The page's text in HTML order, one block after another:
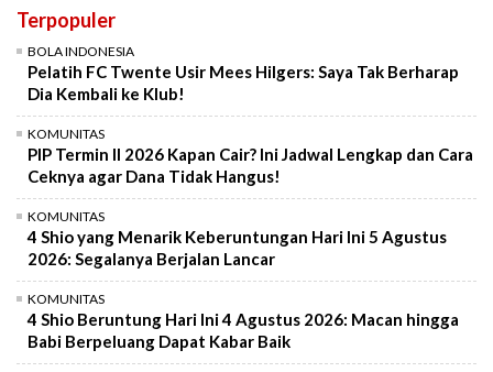
Terpopuler
BOLA INDONESIA
Pelatih FC Twente Usir Mees Hilgers: Saya Tak Berharap
Dia Kembali ke Klub!
KOMUNITAS
PIP Termin II 2026 Kapan Cair? Ini Jadwal Lengkap dan Cara
Ceknya agar Dana Tidak Hangus!
KOMUNITAS
4 Shio yang Menarik Keberuntungan Hari Ini 5 Agustus
2026: Segalanya Berjalan Lancar
KOMUNITAS
4 Shio Beruntung Hari Ini 4 Agustus 2026: Macan hingga
Babi Berpeluang Dapat Kabar Baik